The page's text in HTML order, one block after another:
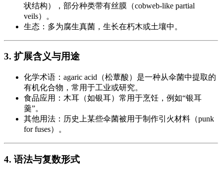
状结构），部分种类带有丝膜（cobweb-like partial
veils）。
生态：多为腐生真菌，生长在朽木或土壤中。
3. 扩展含义与用途
化学术语：agaric acid（松蕈酸）是一种从伞菌中提取的
有机化合物，常用于工业或研究。
食品应用：木耳（如银耳）常用于烹饪，例如“银耳
羹”。
其他用法：历史上某些伞菌被用于制作引火材料（punk
for fuses）。
4. 语法与复数形式